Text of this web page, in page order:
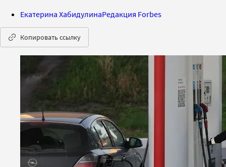
Екатерина ХабидулинаРедакция Forbes
Копировать ссылку